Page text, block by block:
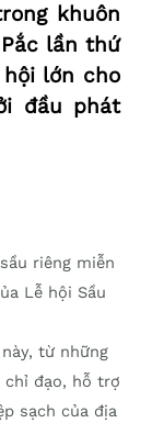
khuôn
lần thứ
lớn cho
đầu phát
riêng miễn
Lễ hội Sầu
từ những
chỉ đạo, hỗ trợ
sạch của địa